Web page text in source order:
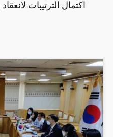
اكتمال الترتيبات